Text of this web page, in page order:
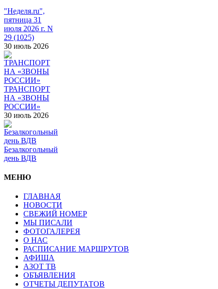
"Неделя.ru",
пятница 31
июля 2026 г. N
29 (1025)
30 июль 2026
ТРАНСПОРТ
НА «ЗВОНЫ
РОССИИ»
30 июль 2026
Безалкогольный
день ВДВ
МЕНЮ
ГЛАВНАЯ
НОВОСТИ
СВЕЖИЙ НОМЕР
МЫ ПИСАЛИ
ФОТОГАЛЕРЕЯ
О НАС
РАСПИСАНИЕ МАРШРУТОВ
АФИША
АЗОТ ТВ
ОБЪЯВЛЕНИЯ
ОТЧЕТЫ ДЕПУТАТОВ